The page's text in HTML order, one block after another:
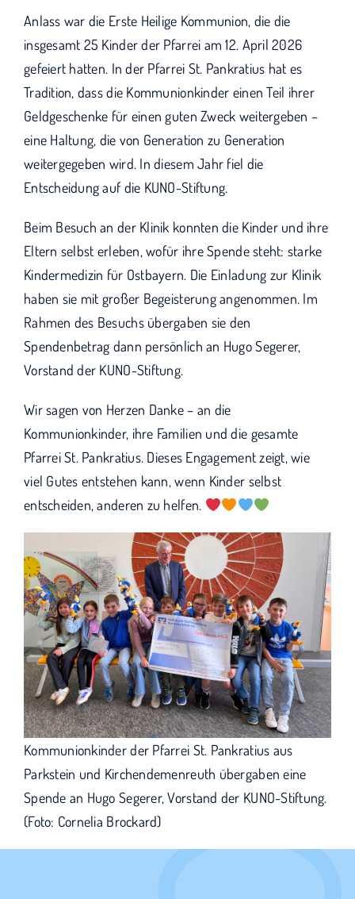
Anlass war die Erste Heilige Kommunion, die die
insgesamt 25 Kinder der Pfarrei am 12. April 2026
gefeiert hatten. In der Pfarrei St. Pankratius hat es
Tradition, dass die Kommunionkinder einen Teil ihrer
Geldgeschenke für einen guten Zweck weitergeben –
eine Haltung, die von Generation zu Generation
weitergegeben wird. In diesem Jahr fiel die
Entscheidung auf die KUNO-Stiftung.
Beim Besuch an der Klinik konnten die Kinder und ihre
Eltern selbst erleben, wofür ihre Spende steht: starke
Kindermedizin für Ostbayern. Die Einladung zur Klinik
haben sie mit großer Begeisterung angenommen. Im
Rahmen des Besuchs übergaben sie den
Spendenbetrag dann persönlich an Hugo Segerer,
Vorstand der KUNO-Stiftung.
Wir sagen von Herzen Danke – an die
Kommunionkinder, ihre Familien und die gesamte
Pfarrei St. Pankratius. Dieses Engagement zeigt, wie
viel Gutes entstehen kann, wenn Kinder selbst
entscheiden, anderen zu helfen.
Kommunionkinder der Pfarrei St. Pankratius aus
Parkstein und Kirchendemenreuth übergaben eine
Spende an Hugo Segerer, Vorstand der KUNO-Stiftung.
(Foto: Cornelia Brockard)